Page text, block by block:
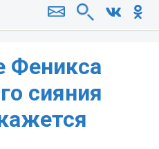
Феникса
сияния